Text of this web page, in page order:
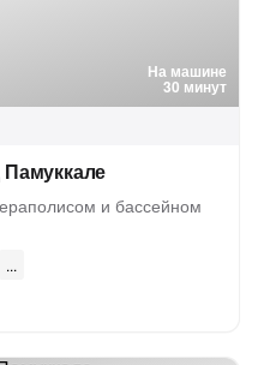
На машине
30 минут
Памуккале
и бассейном